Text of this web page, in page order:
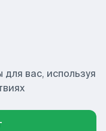
вас, используя